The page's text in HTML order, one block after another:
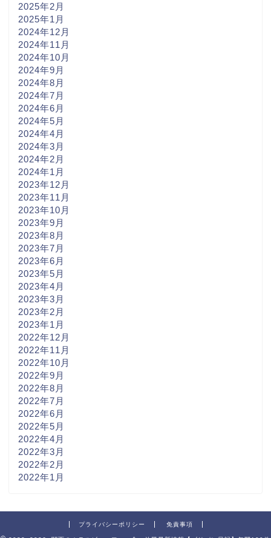
2025年2月
2025年1月
2024年12月
2024年11月
2024年10月
2024年9月
2024年8月
2024年7月
2024年6月
2024年5月
2024年4月
2024年3月
2024年2月
2024年1月
2023年12月
2023年11月
2023年10月
2023年9月
2023年8月
2023年7月
2023年6月
2023年5月
2023年4月
2023年3月
2023年2月
2023年1月
2022年12月
2022年11月
2022年10月
2022年9月
2022年8月
2022年7月
2022年6月
2022年5月
2022年4月
2022年3月
2022年2月
2022年1月
プライバシーポリシー 免責事項